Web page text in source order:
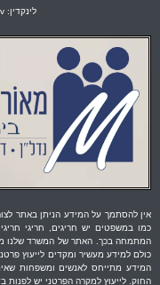
לינקדין: Maor Gercenshtein, Adv
אין להסתמך על המידע הניתן באתר
כמו במשפטים יש חריגים, חריגי
המתמחה בכך. האתר של המשרד שלנו
כולם למידע מעשיר ומקדים לייעוץ
המידע מתייחס לאנשים ומשפחות
החוק. לייעוץ למקרה הפרטני יש לפנות